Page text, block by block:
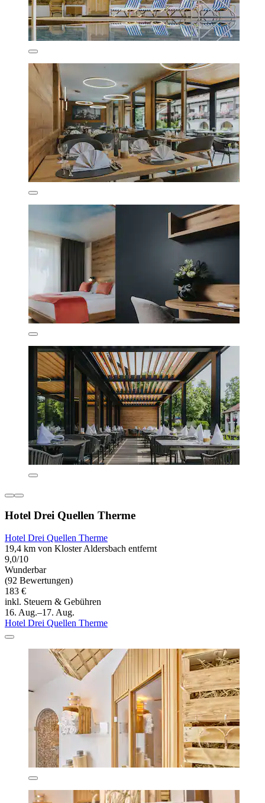
Hotel Drei Quellen Therme
Hotel Drei Quellen Therme
19,4 km von Kloster Aldersbach entfernt
9,0/10
Wunderbar
(92 Bewertungen)
183 €
inkl. Steuern & Gebühren
16. Aug.–17. Aug.
Hotel Drei Quellen Therme